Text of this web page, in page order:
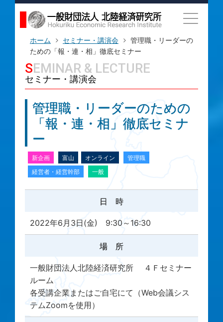
ホーム セミナー・講演会
管理職・リーダーの
ための「報・連・相」徹底セミナー
SEMINAR & LECTURE
セミナー・講演会
管理職・リーダーのための
「報・連・相」徹底セミナ
ー
新企画 富山 オンライン
管理職
経営者・経営幹部
一般
日 時
2022年6月3日(金) 9:30～16:30
場 所
一般財団法人北陸経済研究所 ４Ｆセミナー
ルーム
各受講企業またはご自宅にて（Web会議シス
テムZoomを使用）